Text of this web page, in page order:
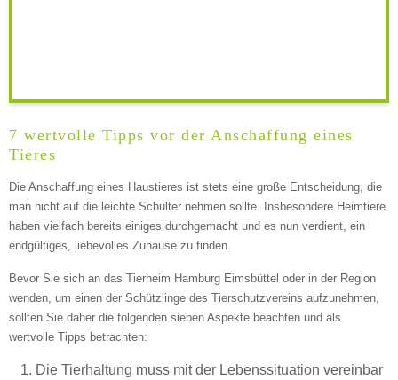
—
ÖFFNUNGSZEITEN HINZUFÜGEN
Dienstag
7 wertvolle Tipps vor der Anschaffung eines
Tieres
Die Anschaffung eines Haustieres ist stets eine große Entscheidung, die
man nicht auf die leichte Schulter nehmen sollte. Insbesondere Heimtiere
haben vielfach bereits einiges durchgemacht und es nun verdient, ein
endgültiges, liebevolles Zuhause zu finden.
Bevor Sie sich an das Tierheim Hamburg Eimsbüttel oder in der Region
wenden, um einen der Schützlinge des Tierschutzvereins aufzunehmen,
sollten Sie daher die folgenden sieben Aspekte beachten und als
wertvolle Tipps betrachten:
Die Tierhaltung muss mit der Lebenssituation vereinbar